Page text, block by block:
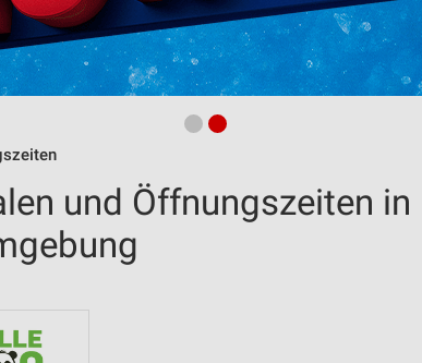
und Öffnungszeiten in